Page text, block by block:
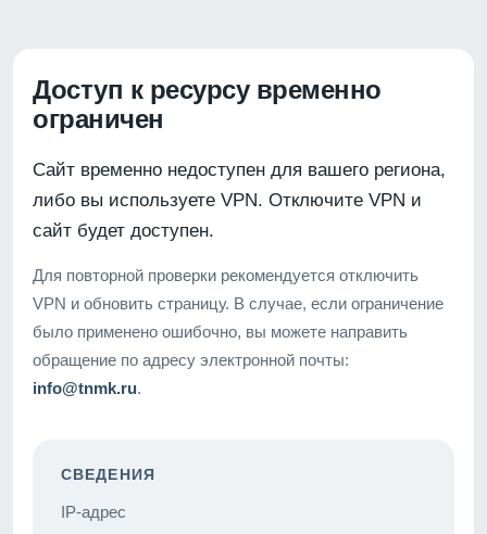
Доступ к ресурсу временно
ограничен
Сайт временно недоступен для вашего региона,
либо вы используете VPN. Отключите VPN и
сайт будет доступен.
Для повторной проверки рекомендуется отключить
VPN и обновить страницу. В случае, если ограничение
было применено ошибочно, вы можете направить
обращение по адресу электронной почты:
info@tnmk.ru.
СВЕДЕНИЯ
IP-адрес